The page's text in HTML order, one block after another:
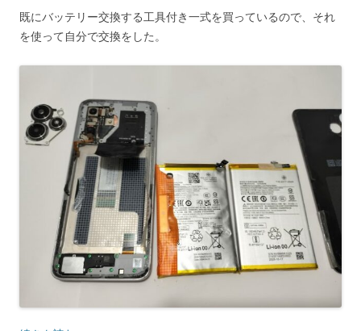
既にバッテリー交換する工具付き一式を買っているので、それ
を使って自分で交換をした。